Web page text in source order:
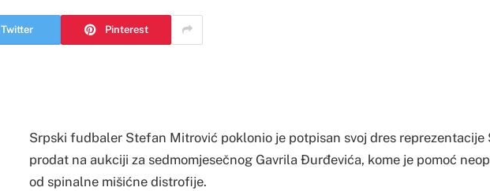
Twitter Pinterest
Srpski fudbaler Stefan Mitrović poklonio je potpisan svoj dres reprezentacije
prodat na aukciji za sedmomjesečnog Gavrila Ðurđevića, kome je pomoć
od spinalne mišićne distrofije.